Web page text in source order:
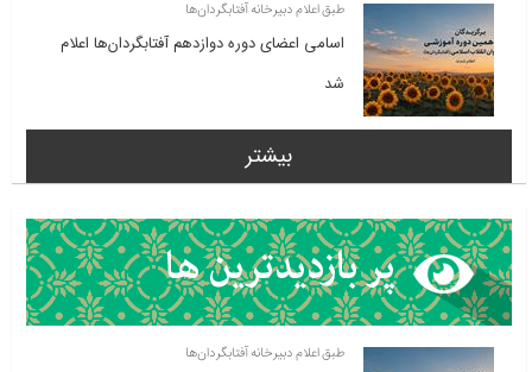
طبق اعلام دبیرخانه آفتابگردان‌ها
اسامی اعضای دوره دوازدهم آفتابگردان‌ها اعلام
شد
بیشتر
طبق اعلام دبیرخانه آفتابگردان‌ها